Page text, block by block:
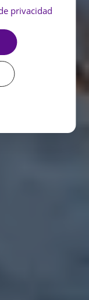
privacidad